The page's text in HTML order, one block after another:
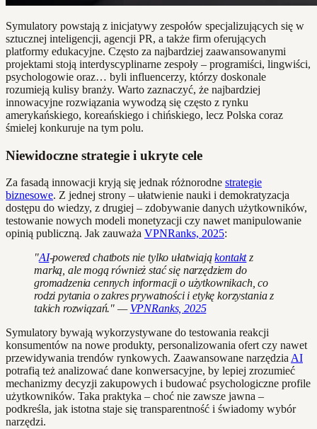
Symulatory powstają z inicjatywy zespołów specjalizujących się w
sztucznej inteligencji, agencji PR, a także firm oferujących
platformy edukacyjne. Często za najbardziej zaawansowanymi
projektami stoją interdyscyplinarne zespoły – programiści, lingwiści,
psychologowie oraz… byli influencerzy, którzy doskonale
rozumieją kulisy branży. Warto zaznaczyć, że najbardziej
innowacyjne rozwiązania wywodzą się często z rynku
amerykańskiego, koreańskiego i chińskiego, lecz Polska coraz
śmielej konkuruje na tym polu.
Niewidoczne strategie i ukryte cele
Za fasadą innowacji kryją się jednak różnorodne strategie
biznesowe. Z jednej strony – ułatwienie nauki i demokratyzacja
dostępu do wiedzy, z drugiej – zdobywanie danych użytkowników,
testowanie nowych modeli monetyzacji czy nawet manipulowanie
opinią publiczną. Jak zauważa VPNRanks, 2025:
"AI-powered chatbots nie tylko ułatwiająkontaktz
marką, ale mogą również stać się narzędziem do
gromadzenia cennych informacji o użytkownikach, co
rodzi pytania o zakres prywatności i etykę korzystania z
takich rozwiązań." — VPNRanks, 2025
Symulatory bywają wykorzystywane do testowania reakcji
konsumentów na nowe produkty, personalizowania ofert czy nawet
przewidywania trendów rynkowych. Zaawansowane narzędzia AI
potrafią też analizować dane konwersacyjne, by lepiej zrozumieć
mechanizmy decyzji zakupowych i budować psychologiczne profile
użytkowników. Taka praktyka – choć nie zawsze jawna –
podkreśla, jak istotna staje się transparentność i świadomy wybór
narzędzi.